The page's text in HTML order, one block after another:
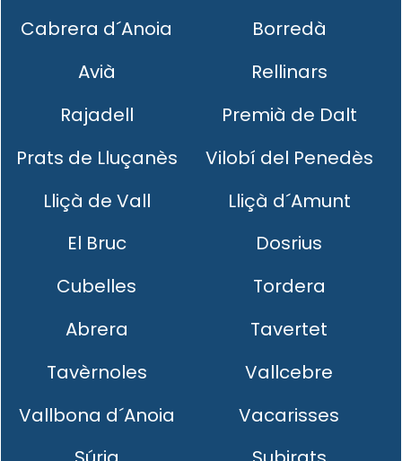
Cabrera d´Anoia
Borredà
Avià
Rellinars
Rajadell
Premià de Dalt
Prats de Lluçanès
Vilobí del Penedès
Lliçà de Vall
Lliçà d´Amunt
El Bruc
Dosrius
Cubelles
Tordera
Abrera
Tavertet
Tavèrnoles
Vallcebre
Vallbona d´Anoia
Vacarisses